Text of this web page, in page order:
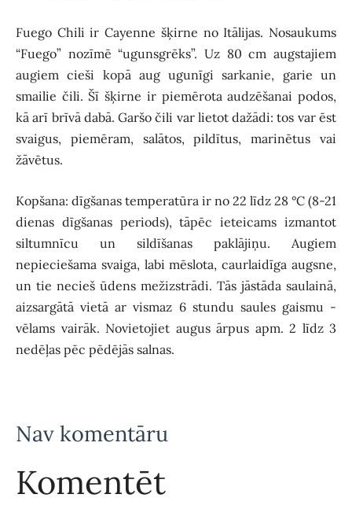
Fuego Chili ir Cayenne šķirne no Itālijas. Nosaukums
“Fuego” nozīmē “ugunsgrēks”. Uz 80 cm augstajiem
augiem cieši kopā aug ugunīgi sarkanie, garie un
smailie čili. Šī šķirne ir piemērota audzēšanai podos,
kā arī brīvā dabā. Garšo čili var lietot dažādi: tos var ēst
svaigus, piemēram, salātos, pildītus, marinētus vai
žāvētus.
Kopšana: dīgšanas temperatūra ir no 22 līdz 28 °C (8-21
dienas dīgšanas periods), tāpēc ieteicams izmantot
siltumnīcu un sildīšanas paklājiņu. Augiem
nepieciešama svaiga, labi mēslota, caurlaidīga augsne,
un tie necieš ūdens mežizstrādi. Tās jāstāda saulainā,
aizsargātā vietā ar vismaz 6 stundu saules gaismu -
vēlams vairāk. Novietojiet augus ārpus apm. 2 līdz 3
nedēļas pēc pēdējās salnas.
Nav komentāru
Komentēt